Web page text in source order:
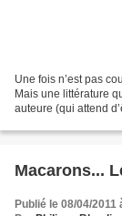
Une fois n’est pas
Mais une littérature
auteure (qui attend
Macarons...
Publié le 08/04/2011